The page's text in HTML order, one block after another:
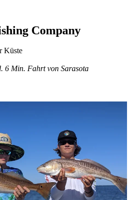
Company
Küste
6 Min. Fahrt von Sarasota